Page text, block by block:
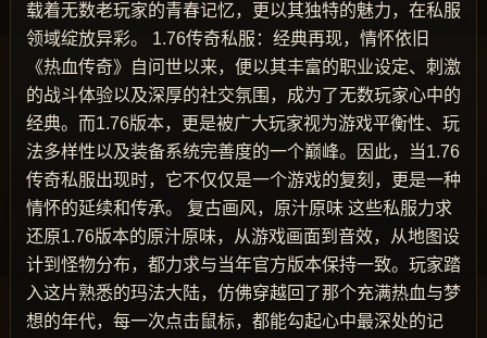
载着无数老玩家的青春记忆，更以其独特的魅力，在私服
领域绽放异彩。 1.76传奇私服：经典再现，情怀依旧
《热血传奇》自问世以来，便以其丰富的职业设定、刺激
的战斗体验以及深厚的社交氛围，成为了无数玩家心中的
经典。而1.76版本，更是被广大玩家视为游戏平衡性、玩
法多样性以及装备系统完善度的一个巅峰。因此，当1.76
传奇私服出现时，它不仅仅是一个游戏的复刻，更是一种
情怀的延续和传承。 复古画风，原汁原味 这些私服力求
还原1.76版本的原汁原味，从游戏画面到音效，从地图设
计到怪物分布，都力求与当年官方版本保持一致。玩家踏
入这片熟悉的玛法大陆，仿佛穿越回了那个充满热血与梦
想的年代，每一次点击鼠标，都能勾起心中最深处的记